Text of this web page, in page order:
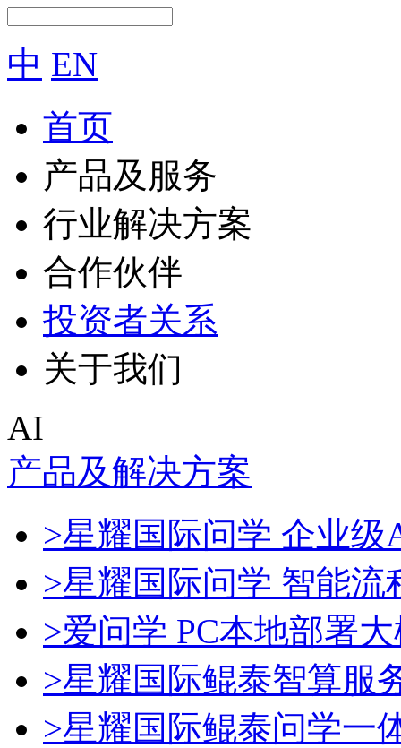
中 EN
首页
产品及服务
行业解决方案
合作伙伴
投资者关系
关于我们
AI
产品及解决方案
>星耀国际问学 企业级
>星耀国际问学 智能流
>爱问学 PC本地部署
>星耀国际鲲泰智算服
>星耀国际鲲泰问学一